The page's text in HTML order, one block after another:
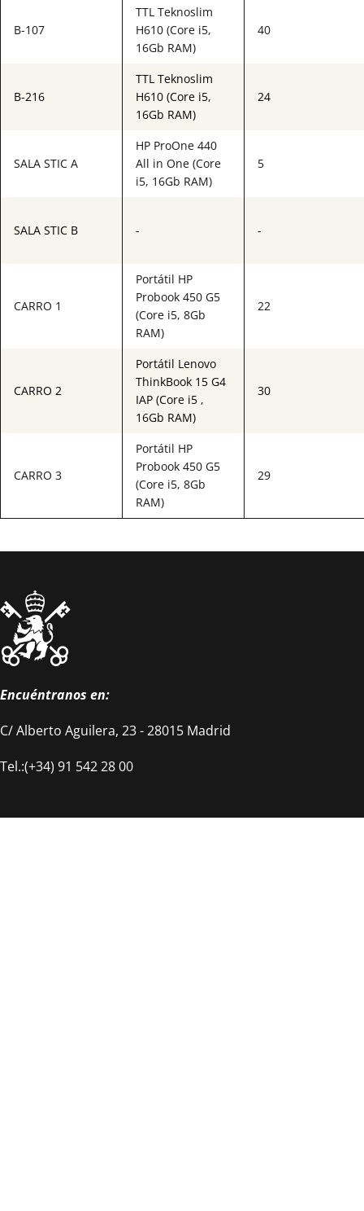
B-107
TTL Teknoslim
H610 (Core i5,
16Gb RAM)
40
B-216
TTL Teknoslim
H610 (Core i5,
16Gb RAM)
24
SALA STIC A
HP ProOne 440
All in One (Core
i5, 16Gb RAM)
5
SALA STIC B - -
CARRO 1
Portátil HP
Probook 450 G5
(Core i5, 8Gb
RAM)
22
CARRO 2
Portátil Lenovo
ThinkBook 15 G4
IAP (Core i5 ,
16Gb RAM)
30
CARRO 3
Portátil HP
Probook 450 G5
(Core i5, 8Gb
RAM)
29
Encuéntranos en:
C/ Alberto Aguilera, 23 - 28015 Madrid
Tel.:(+34) 91 542 28 00
Investigación